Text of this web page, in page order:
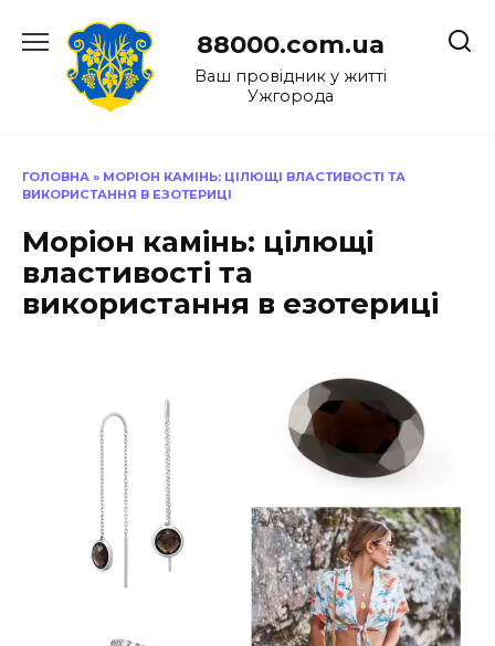
до
88000.com.ua
Ваш провідник у житті
Ужгорода
ГОЛОВНА » МОРІОН КАМІНЬ: ЦІЛЮЩІ ВЛАСТИВОСТІ ТА
ВИКОРИСТАННЯ В ЕЗОТЕРИЦІ
Моріон камінь: цілющі
властивості та
використання в езотериці